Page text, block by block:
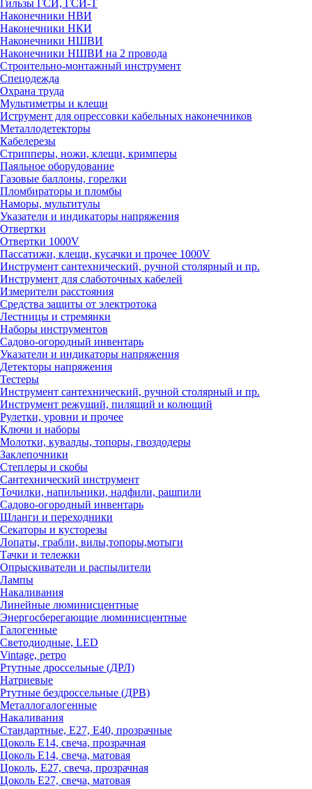
Гильзы ГСИ, ГСИ-Т
Наконечники НВИ
Наконечники НКИ
Наконечники НШВИ
Наконечники НШВИ на 2 провода
Строительно-монтажный инструмент
Спецодежда
Охрана труда
Мультиметры и клещи
Иструмент для опрессовки кабельных наконечников
Металлодетекторы
Кабелерезы
Стрипперы, ножи, клещи, кримперы
Паяльное оборудование
Газовые баллоны, горелки
Пломбираторы и пломбы
Наморы, мультитулы
Указатели и индикаторы напряжения
Отвертки
Отвертки 1000V
Пассатижи, клещи, кусачки и прочее 1000V
Инструмент сантехнический, ручной столярный и пр.
Инструмент для слаботочных кабелей
Измерители расстояния
Средства защиты от электротока
Лестницы и стремянки
Наборы инструментов
Садово-огородный инвентарь
Указатели и индикаторы напряжения
Детекторы напряжения
Тестеры
Инструмент сантехнический, ручной столярный и пр.
Инструмент режущий, пилящий и колющий
Рулетки, уровни и прочее
Ключи и наборы
Молотки, кувалды, топоры, гвоздодеры
Заклепочники
Степлеры и скобы
Сантехнический инструмент
Точилки, напильники, надфили, рашпили
Садово-огородный инвентарь
Шланги и переходники
Секаторы и кусторезы
Лопаты, грабли, вилы,топоры,мотыги
Тачки и тележки
Опрыскиватели и распылители
Лампы
Накаливания
Линейные люминисцентные
Энергосберегающие люминисцентные
Галогенные
Светодиодные, LED
Vintage, ретро
Ртутные дроссельные (ДРЛ)
Натриевые
Ртутные бездроссельные (ДРВ)
Металлогалогенные
Накаливания
Стандартные, Е27, Е40, прозрачные
Цоколь Е14, свеча, прозрачная
Цоколь Е14, свеча, матовая
Цоколь, Е27, свеча, прозрачная
Цоколь Е27, свеча, матовая